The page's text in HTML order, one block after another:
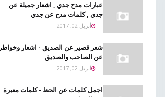
عبارات مدح جدي , اشعار جميلة عن
جدي , كلمات مدح عن جدي
أبريل 02, 2017
شعر قصير عن الصديق - اشعار وخواطر
عن الصاحب والصديق
أبريل 02, 2017
اجمل كلمات عن الحظ - كلمات معبرة